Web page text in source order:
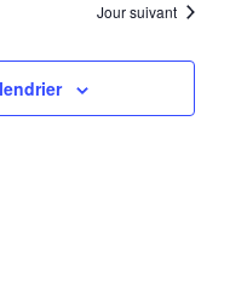
vues
Jour suivant